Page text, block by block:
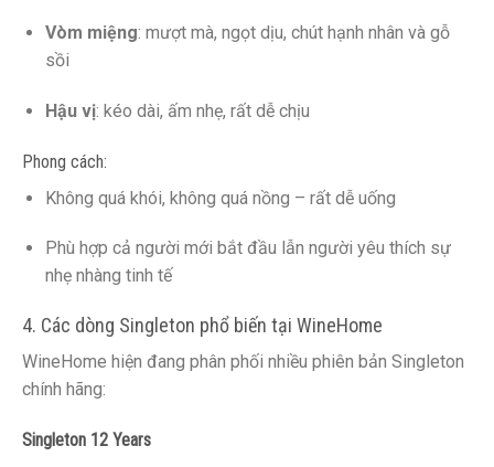
Vòm miệng: mượt mà, ngọt dịu, chút hạnh nhân và gỗ
sồi
Hậu vị: kéo dài, ấm nhẹ, rất dễ chịu
Phong cách:
Không quá khói, không quá nồng – rất dễ uống
Phù hợp cả người mới bắt đầu lẫn người yêu thích sự
nhẹ nhàng tinh tế
4. Các dòng Singleton phổ biến tại WineHome
WineHome hiện đang phân phối nhiều phiên bản Singleton
chính hãng:
Singleton 12 Years